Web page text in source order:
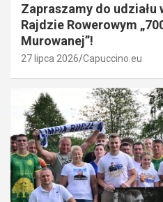
Zapraszamy do udziału
Rajdzie Rowerowym
Murowanej”!
27 lipca 2026 Capuccino.eu